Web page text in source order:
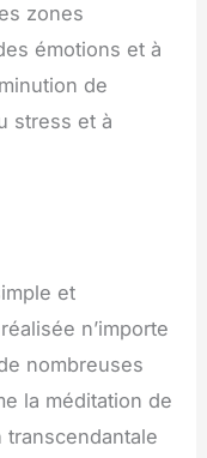
zones
émotions et à
de
stress et à
et
n’importe
nombreuses
la méditation de